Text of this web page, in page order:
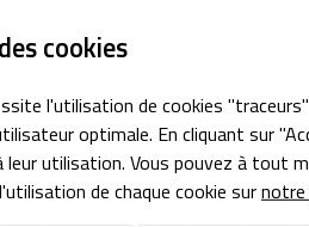
cookies
l'utilisation de cookies
optimale. En cliquant sur
leur utilisation. Vous pouvez à tout
de chaque cookie surnotre
le formulaire
Couverture Nos références